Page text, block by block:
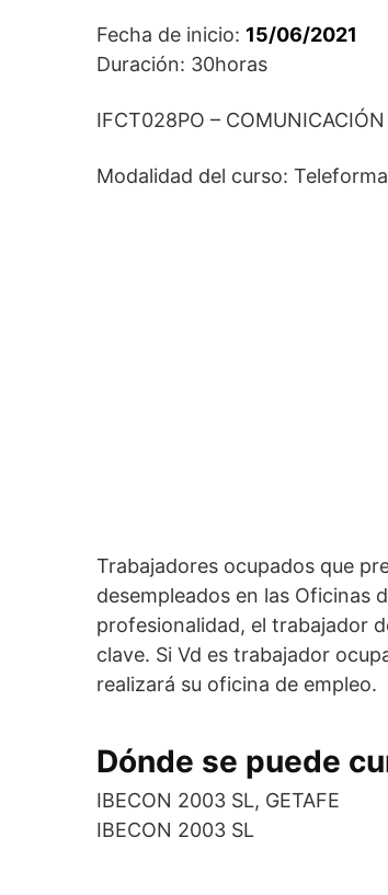
Fecha de inicio: 15/06/2021
Duración: 30horas
IFCT028PO –
Modalidad del curso:
Trabajadores ocupados que
desempleados en las Oficinas
profesionalidad, el trabajador
clave. Si Vd es trabajador
realizará su oficina de empleo.
Dónde se puede
IBECON 2003 SL, GETAFE
IBECON 2003 SL